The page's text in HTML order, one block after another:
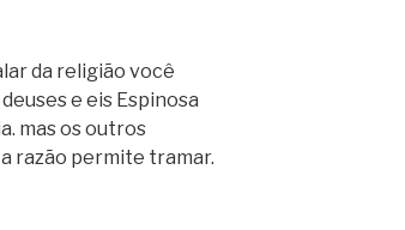
da religião você
e eis Espinosa
mas os outros
razão permite tramar.